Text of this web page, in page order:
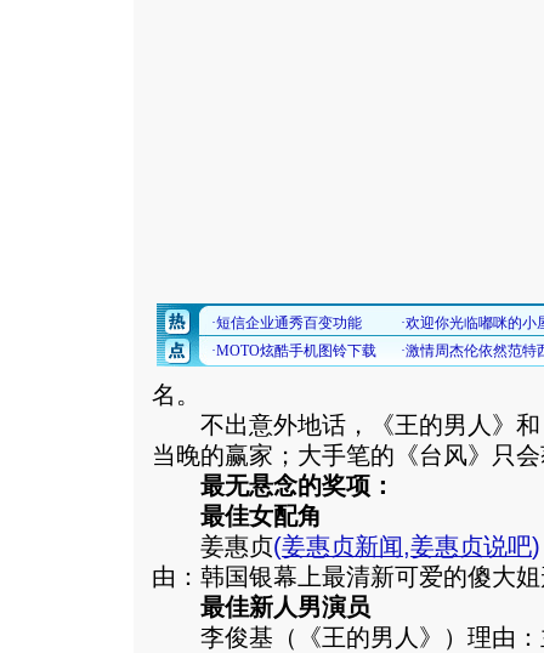
名。
不出意外地话，《王的男人》和
当晚的赢家；大手笔的《台风》只
最无悬念的奖项：
最佳女配角
姜惠贞(姜惠贞新闻,姜惠贞说吧)
由：韩国银幕上最清新可爱的傻大
最佳新人男演员
李俊基（《王的男人》）理由：